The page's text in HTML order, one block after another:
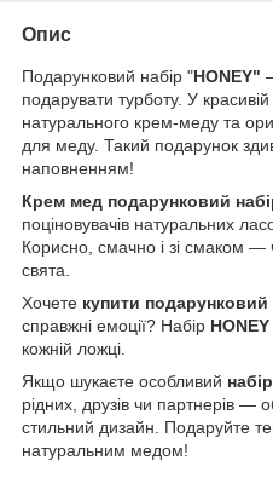
Опис
Подарунковий набір "HONEY"
подарувати турботу. У
натурального крем-меду та
для меду. Такий подарунок
наповненням!
Крем мед подарунковий
поціновувачів натуральних
Корисно, смачно і зі смаком —
свята.
Хочете купити подарунковий
справжні емоції? Набір HONEY
кожній ложці.
Якщо шукаєте особливий
рідних, друзів чи партнерів —
стильний дизайн. Подаруйте
натуральним медом!